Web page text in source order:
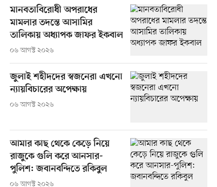
মানবতাবিরোধী অপরাধের
মামলার তদন্তে আসামির
তালিকায় অধ্যাপক জাফর ইকবাল
০৬ আগস্ট ২০২৬
জুলাই শহীদদের স্বজনেরা এখনো
ন্যায়বিচারের অপেক্ষায়
০৬ আগস্ট ২০২৬
আমার কাছ থেকে কেড়ে নিয়ে
রাজুকে গুলি করে আনসার-
পুলিশ: জবানবন্দিতে রকিবুল
০৬ আগস্ট ২০২৬